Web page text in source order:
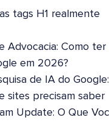
tags H1 realmente
Advocacia: Como ter
em 2026?
de IA do
sites precisam saber
Update: O Que